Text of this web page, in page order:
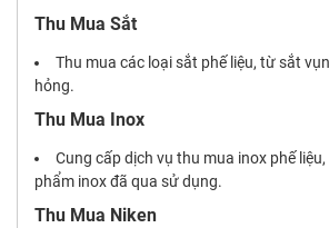
Thu Mua Sắt
Thu mua các loại sắt phế liệu, từ sắt
hỏng.
Thu Mua Inox
Cung cấp dịch vụ thu mua inox phế
phẩm inox đã qua sử dụng.
Thu Mua Niken